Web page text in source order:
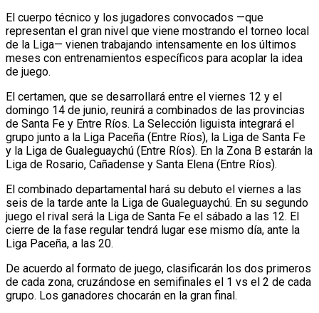
El cuerpo técnico y los jugadores convocados —que
representan el gran nivel que viene mostrando el torneo local
de la Liga— vienen trabajando intensamente en los últimos
meses con entrenamientos específicos para acoplar la idea
de juego.
El certamen, que se desarrollará entre el viernes 12 y el
domingo 14 de junio, reunirá a combinados de las provincias
de Santa Fe y Entre Ríos. La Selección liguista integrará el
grupo junto a la Liga Paceña (Entre Ríos), la Liga de Santa Fe
y la Liga de Gualeguaychú (Entre Ríos). En la Zona B estarán la
Liga de Rosario, Cañadense y Santa Elena (Entre Ríos).
El combinado departamental hará su debuto el viernes a las
seis de la tarde ante la Liga de Gualeguaychú. En su segundo
juego el rival será la Liga de Santa Fe el sábado a las 12. El
cierre de la fase regular tendrá lugar ese mismo día, ante la
Liga Paceña, a las 20.
De acuerdo al formato de juego, clasificarán los dos primeros
de cada zona, cruzándose en semifinales el 1 vs el 2 de cada
grupo. Los ganadores chocarán en la gran final.